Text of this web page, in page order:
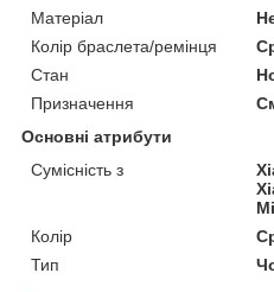
Матеріал
Колір браслета/ремінця
Стан
Призначення
Основні атрибути
Сумісність з
Колір
Тип